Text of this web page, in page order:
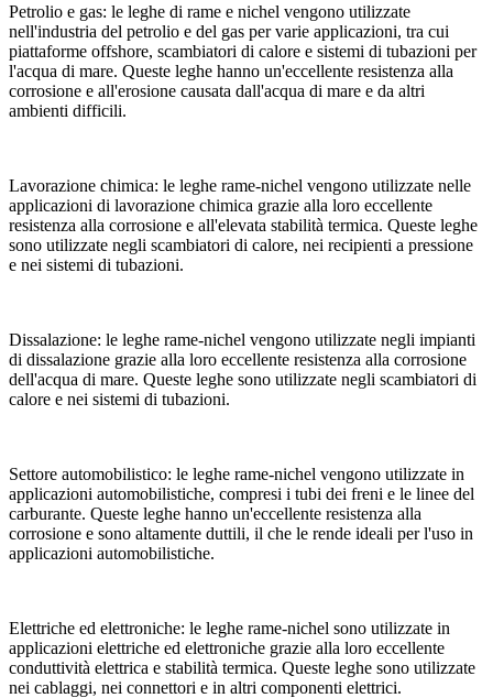
Petrolio e gas: le leghe di rame e nichel vengono utilizzate
nell'industria del petrolio e del gas per varie applicazioni, tra cui
piattaforme offshore, scambiatori di calore e sistemi di tubazioni per
l'acqua di mare. Queste leghe hanno un'eccellente resistenza alla
corrosione e all'erosione causata dall'acqua di mare e da altri
ambienti difficili.
Lavorazione chimica: le leghe rame-nichel vengono utilizzate nelle
applicazioni di lavorazione chimica grazie alla loro eccellente
resistenza alla corrosione e all'elevata stabilità termica. Queste leghe
sono utilizzate negli scambiatori di calore, nei recipienti a pressione
e nei sistemi di tubazioni.
Dissalazione: le leghe rame-nichel vengono utilizzate negli impianti
di dissalazione grazie alla loro eccellente resistenza alla corrosione
dell'acqua di mare. Queste leghe sono utilizzate negli scambiatori di
calore e nei sistemi di tubazioni.
Settore automobilistico: le leghe rame-nichel vengono utilizzate in
applicazioni automobilistiche, compresi i tubi dei freni e le linee del
carburante. Queste leghe hanno un'eccellente resistenza alla
corrosione e sono altamente duttili, il che le rende ideali per l'uso in
applicazioni automobilistiche.
Elettriche ed elettroniche: le leghe rame-nichel sono utilizzate in
applicazioni elettriche ed elettroniche grazie alla loro eccellente
conduttività elettrica e stabilità termica. Queste leghe sono utilizzate
nei cablaggi, nei connettori e in altri componenti elettrici.